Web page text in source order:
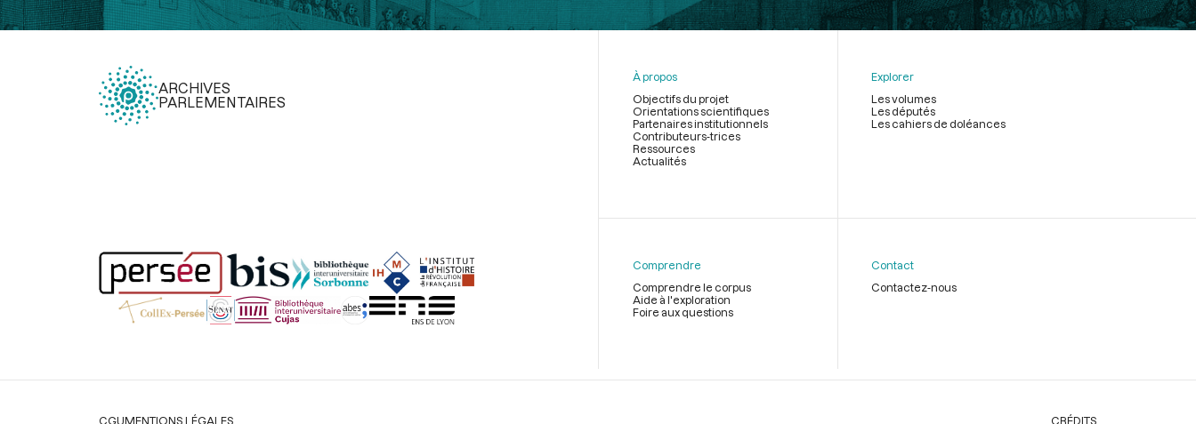
ARCHIVES
PARLEMENTAIRES
page
À propos
Objectifs du projet
Orientations scientifiques
Partenaires institutionnels
Contributeurs-trices
Ressources
Actualités
Explorer
Les volumes
Les députés
Les cahiers de doléances
Comprendre
Comprendre le corpus
Aide à l'exploration
Foire aux questions
Contact
Contactez-nous
Légal
CGUMENTIONS LÉGALES CRÉDITS